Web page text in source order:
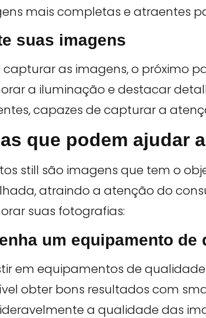
mais completas e atraentes
suas imagens
capturar as imagens, o próximo
a iluminação e destacar
capazes de capturar a
que podem ajudar
still são imagens que tem o
atraindo a atenção do
suas fotografias:
um equipamento de
em equipamentos de
obter bons resultados com
a qualidade das